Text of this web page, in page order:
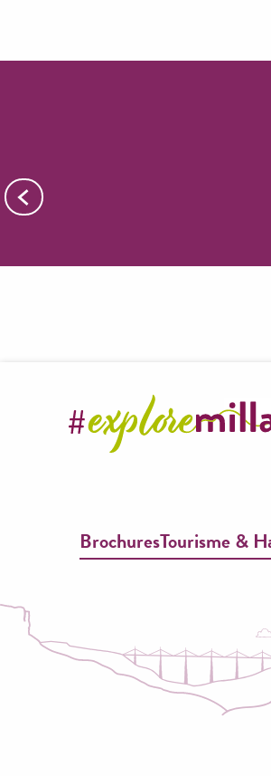
BrochuresTourisme &